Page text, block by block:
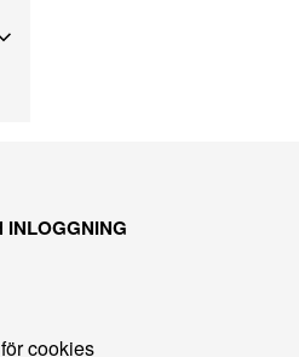
INLOGGNING
cookies